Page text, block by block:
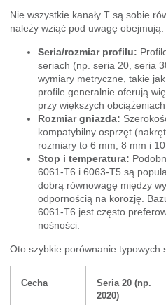
Nie wszystkie kanały T są sobie
należy wziąć pod uwagę obejmują:
Seria/rozmiar profilu:
seriach (np. seria 20, seria
wymiary metryczne, takie
profile generalnie oferują
przy większych obciążeniach.
Rozmiar gniazda:
kompatybilny osprzęt
rozmiary to 6 mm, 8 mm i 10
Stop i temperatura:
6061-T6 i 6063-T5 są
dobrą równowagę między
odpornością na korozję.
6061-T6 jest często
nośności.
Oto szybkie porównanie typowych
Cecha
Seria 20 (np.
2020)